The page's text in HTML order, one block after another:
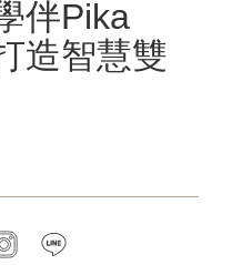
伴Pika
造智慧雙
instagram